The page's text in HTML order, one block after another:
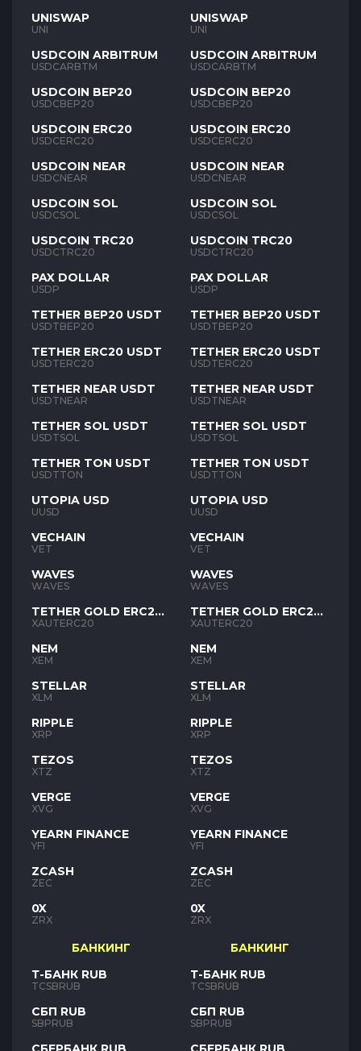
UNISWAP
UNI
USDCOIN ARBITRUM
USDCARBTM
USDCOIN BEP20
USDCBEP20
USDCOIN ERC20
USDCERC20
USDCOIN NEAR
USDCNEAR
USDCOIN SOL
USDCSOL
USDCOIN TRC20
USDCTRC20
PAX DOLLAR
USDP
TETHER BEP20 USDT
USDTBEP20
TETHER ERC20 USDT
USDTERC20
TETHER NEAR USDT
USDTNEAR
TETHER SOL USDT
USDTSOL
TETHER TON USDT
USDTTON
UTOPIA USD
UUSD
VECHAIN
VET
WAVES
WAVES
TETHER GOLD ERC20
XAUT
XAUTERC20
NEM
XEM
STELLAR
XLM
RIPPLE
XRP
TEZOS
XTZ
VERGE
XVG
YEARN FINANCE
YFI
ZCASH
ZEC
0X
ZRX
БАНКИНГ
Т-БАНК RUB
TCSBRUB
СБП RUB
SBPRUB
UNISWAP
UNI
USDCOIN ARBITRUM
USDCARBTM
USDCOIN BEP20
USDCBEP20
USDCOIN ERC20
USDCERC20
USDCOIN NEAR
USDCNEAR
USDCOIN SOL
USDCSOL
USDCOIN TRC20
USDCTRC20
PAX DOLLAR
USDP
TETHER BEP20 USDT
USDTBEP20
TETHER ERC20 USDT
USDTERC20
TETHER NEAR USDT
USDTNEAR
TETHER SOL USDT
USDTSOL
TETHER TON USDT
USDTTON
UTOPIA USD
UUSD
VECHAIN
VET
WAVES
WAVES
TETHER GOLD ERC20
XAUT
XAUTERC20
NEM
XEM
STELLAR
XLM
RIPPLE
XRP
TEZOS
XTZ
VERGE
XVG
YEARN FINANCE
YFI
ZCASH
ZEC
0X
ZRX
БАНКИНГ
Т-БАНК RUB
TCSBRUB
СБП RUB
SBPRUB